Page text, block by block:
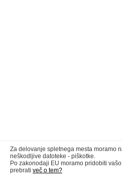
Za delovanje spletnega mesta moramo
neškodljive datoteke - piškotke.
Po zakonodaji EU moramo pridobiti
prebrati več o tem?